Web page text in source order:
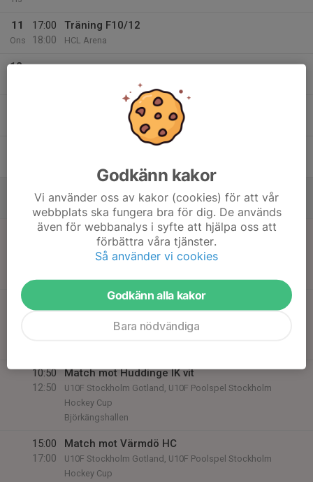
11
Ons
17:00
18:00
Träning F10/12
HCL Arena
12
Starzone Träningen F10
12:00
15:00
Pizza och Sverige-Slovakien
HCL Arena samlingsal
10:00
Match mot Hammarby IF
U10F Stockholm Gotland, U10F Poolspel Stockholm
Hockey Cup
Match mot MB Hockey
10:50
12:50
Match mot Huddinge IK vit
U10F Stockholm Gotland, U10F Poolspel Stockholm
Hockey Cup
Björkängshallen
15:00
17:00
Match mot Värmdö HC
U10F Stockholm Gotland, U10F Poolspel Stockholm
Hockey Cup
Godkänn kakor
Vi använder oss av kakor (cookies) för att vår
webbplats ska fungera bra för dig. De används
även för webbanalys i syfte att hjälpa oss att
förbättra våra tjänster.
Så använder vi cookies
Godkänn alla kakor
Bara nödvändiga